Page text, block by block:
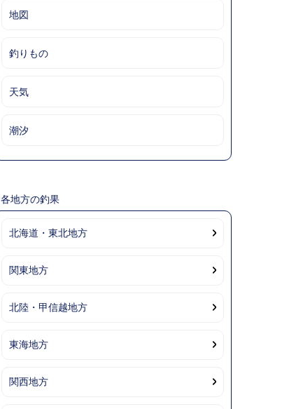
0.0mm 0.0mm
4.1m
地図
釣りもの
天気
潮汐
各地方の釣果
北海道・東北地方
関東地方
北陸・甲信越地方
東海地方
関西地方